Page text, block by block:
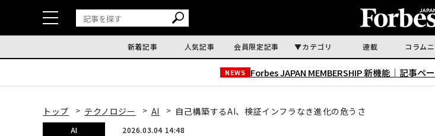
新着記事 人気記事 会員限定記事 カテゴリ 連載 コラム
NEWS Forbes JAPAN MEMBERSHIP 新機能｜ 記事ペ
トップ テクノロジー AI 自己構築するAI、検証インフラなき進化の危うさ
AI 2026.03.04 14:48